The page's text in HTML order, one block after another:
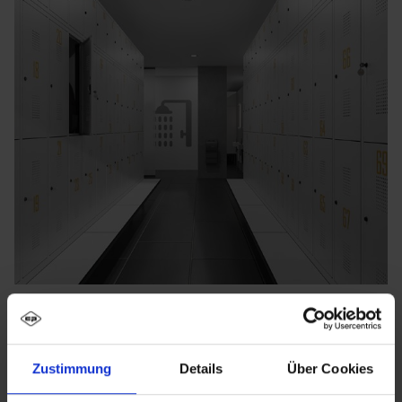
Zustimmung Details Über Cookies